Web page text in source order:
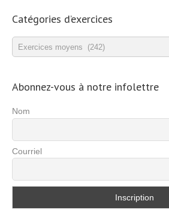
Catégories d’exercices
Catégories
d’exercices
Abonnez-vous à notre infolettre
Nom
Courriel